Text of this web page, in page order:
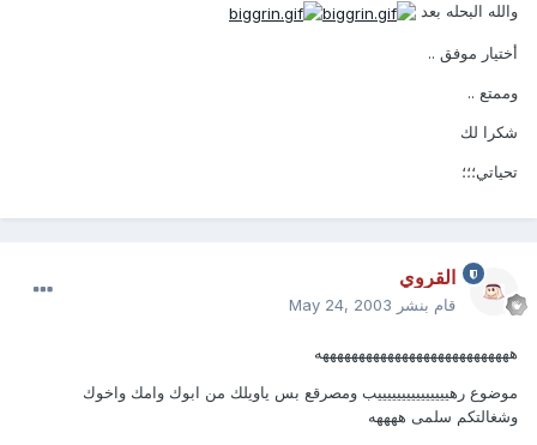
والله البحله بعد
أختيار موفق ..
وممتع ..
شكرا لك
تحياتي؛؛؛
القروي
قام بنشر May 24, 2003
هههههههههههههههههههههههههههه
موضوع رهيييييييييييييييب ومصرقع بس ياويلك من ابوك وامك واخوك
وشغالتكم سلمى ههههه